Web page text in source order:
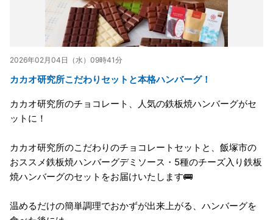
2026年02月04日（水）09時41分
カカオ研究所こだわりセットと本格ハンバーグ！
カカオ研究所のチョコレート、人気の鉄板焼ハンバーグがセ
ットに！
カカオ研究所のこだわりのチョコレートセットと、飯塚市の
おススメ鉄板焼ハンバーグデミソース・5種のチーズ入り鉄板
焼ハンバーグのセットをお届けいたします🚌
温めるだけの簡単調理でおかずが出来上がる、ハンバーグを